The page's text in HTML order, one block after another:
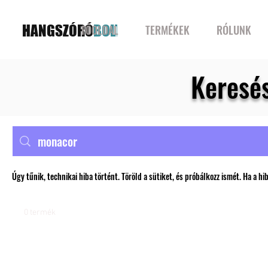
HANGSZÓRÓBOLT
FŐOLDAL TERMÉKEK RÓLUNK
Úgy tűnik, technikai hiba történt. Töröld a sütiket, és próbálkozz ismét. Ha a